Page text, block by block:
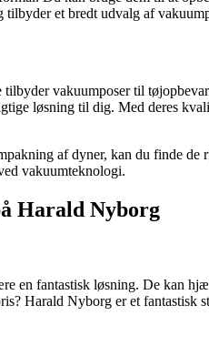
et bredt udvalg af
vakuumposer til
løsning til dig. Med deres
af dyner, kan du finde
vakuumteknologi.
Harald Nyborg
en fantastisk løsning. De kan
Harald Nyborg er et fantastisk